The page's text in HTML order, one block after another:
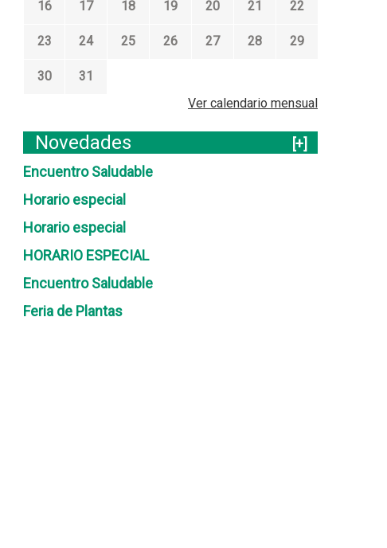
16 17 18 19 20 21 22
23 24 25 26 27 28 29
30
31
Ver calendario mensual
Novedades
[+]
Encuentro Saludable
Horario especial
Horario especial
HORARIO ESPECIAL
Encuentro Saludable
Feria de Plantas